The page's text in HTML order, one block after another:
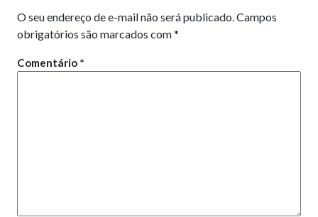
O seu endereço de e-mail não será publicado.Campos
obrigatórios são marcados com*
Comentário *